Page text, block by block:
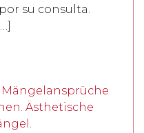
su consulta.
Ästhetische